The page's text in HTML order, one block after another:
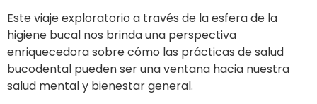
Este viaje exploratorio a través de la esfera de la
higiene bucal nos brinda una perspectiva
enriquecedora sobre cómo las prácticas de salud
bucodental pueden ser una ventana hacia nuestra
salud mental y bienestar general.